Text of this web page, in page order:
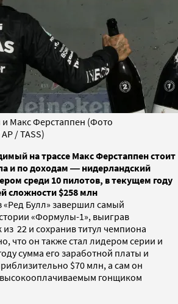
Макс Ферстаппен (Фото
/ TASS)
на трассе Макс Ферстаппен стоит
и по доходам ― нидерландский
среди 10 пилотов, в текущем году
сложности $258 млн
«Ред Булл» завершил самый
«Формулы-1», выиграв
22 и сохранив титул чемпиона
что он также стал лидером серии и
сумма его заработной платы и
$70 млн, а сам он
гонщиком